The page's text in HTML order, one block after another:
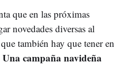
que en las próximas
novedades diversas al
también hay que tener en
Una campaña navideña